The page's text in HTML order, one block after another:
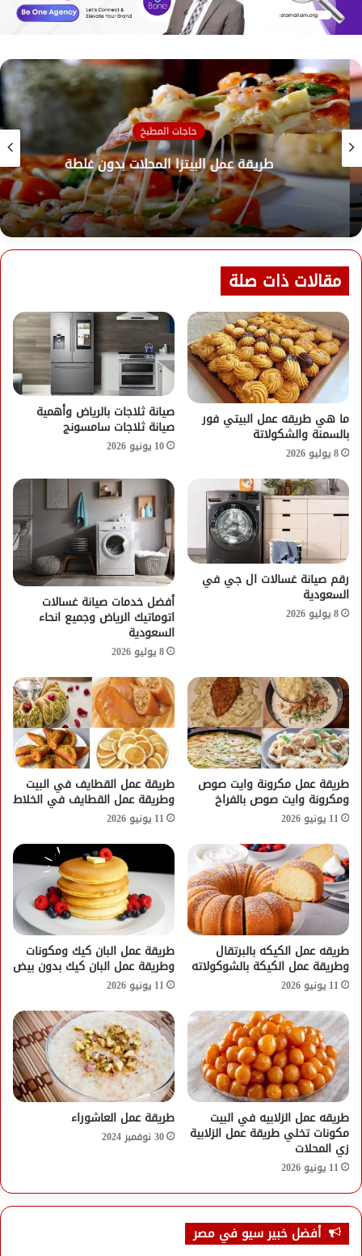
حاجات المطبخ
طريقة عمل البيتزا المحلات بدون غلطة
مقالات ذات صلة
ما هي طريقه عمل البيتي فور
بالسمنة والشكولاتة
8 يوليو 2026
صيانة ثلاجات بالرياض وأهمية
صيانة ثلاجات سامسونج
10 يونيو 2026
رقم صيانة غسالات ال جي في
السعودية
8 يوليو 2026
أفضل خدمات صيانة غسالات
اتوماتيك الرياض وجميع انحاء
السعودية
8 يوليو 2026
طريقة عمل مكرونة وايت صوص
ومكرونة وايت صوص بالفراخ
11 يونيو 2026
طريقة عمل القطايف في البيت
وطريقة عمل القطايف في الخلاط
11 يونيو 2026
طريقه عمل الكيكه بالبرتقال
وطريقة عمل الكيكة بالشوكولاته
11 يونيو 2026
طريقة عمل البان كيك ومكونات
وطريقة عمل البان كيك بدون بيض
11 يونيو 2026
طريقه عمل الزلابيه في البيت
مكونات تخلي طريقة عمل الزلابية
زي المحلات
11 يونيو 2026
طريقة عمل العاشوراء
30 نوفمبر 2024
أفضل خبير سيو في مصر